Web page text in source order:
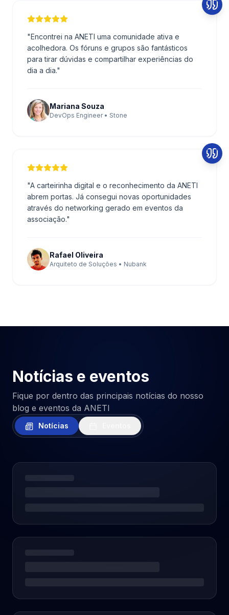
"Encontrei na ANETI uma comunidade ativa e
acolhedora. Os fóruns e grupos são fantásticos
para tirar dúvidas e compartilhar experiências do
dia a dia."
Mariana Souza
DevOps Engineer • Stone
"A carteirinha digital e o reconhecimento da ANETI
abrem portas. Já consegui novas oportunidades
através do networking gerado em eventos da
associação."
Rafael Oliveira
Arquiteto de Soluções • Nubank
Notícias e eventos
Fique por dentro das principais notícias do nosso
blog e eventos da ANETI
Notícias